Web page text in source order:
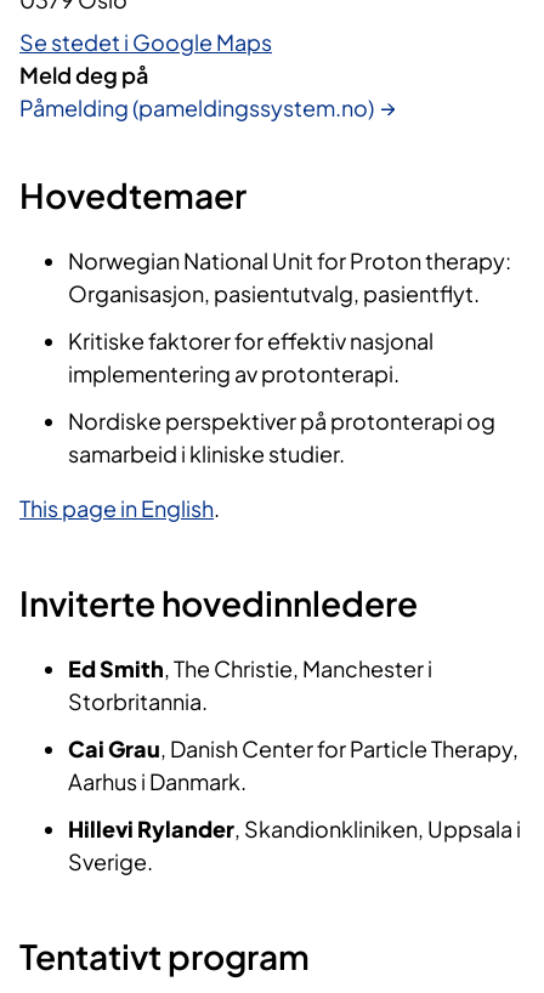
Se stedet i Google Maps
Meld deg på
Påmelding (pameldingssystem.no)
Hovedtemaer
Norwegian National Unit for Proton therapy:
Organisasjon, pasientutvalg, pasientflyt.
Kritiske faktorer for effektiv nasjonal
implementering av protonterapi.
Nordiske perspektiver på protonterapi og
samarbeid i kliniske studier.
This page in English.
Inviterte hovedinnledere
Ed Smith, The Christie, Manchester i
Storbritannia.
Cai Grau, Danish Center for Particle Therapy,
Aarhus i Danmark.
Hillevi Rylander, Skandionkliniken, Uppsala i
Sverige.
Tentativt program